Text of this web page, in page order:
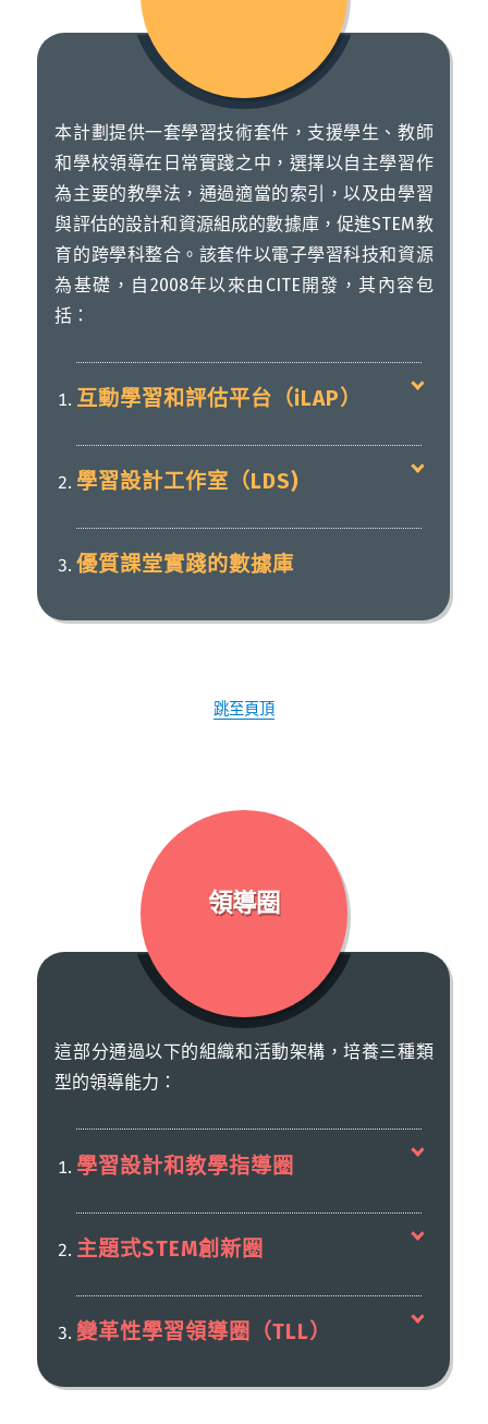
本計劃提供一套學習技術套件，支援學生、教師
和學校領導在日常實踐之中，選擇以自主學習作
為主要的教學法，通過適當的索引，以及由學習
與評估的設計和資源組成的數據庫，促進STEM教
育的跨學科整合。該套件以電子學習科技和資源
為基礎，自2008年以來由CITE開發，其內容包
括：
互動學習和評估平台（iLAP）
學習設計工作室（LDS)
優質課堂實踐的數據庫
跳至頁頂
領導圈
這部分通過以下的組織和活動架構，培養三種類
型的領導能力：
學習設計和教學指導圈
主題式STEM創新圈
變革性學習領導圈（TLL）